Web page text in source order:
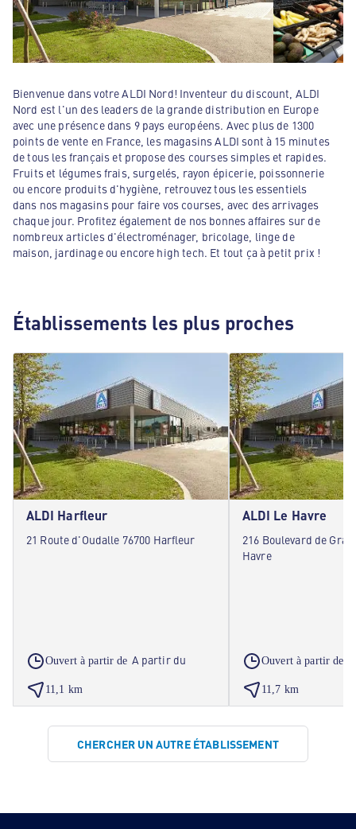
Bienvenue dans votre ALDI Nord! Inventeur du discount, ALDI
Nord est l'un des leaders de la grande distribution en Europe
avec une présence dans 9 pays européens. Avec plus de 1300
points de vente en France, les magasins ALDI sont à 15 minutes
de tous les français et propose des courses simples et rapides.
Fruits et légumes frais, surgelés, rayon épicerie, poissonnerie
ou encore produits d'hygiène, retrouvez tous les essentiels
dans nos magasins pour faire vos courses, avec des arrivages
chaque jour. Profitez également de nos bonnes affaires sur de
nombreux articles d'électroménager, bricolage, linge de
maison, jardinage ou encore high tech. Et tout ça à petit prix !
Établissements les plus proches
ALDI Harfleur
21 Route d'Oudalle 76700 Harfleur
Ouvert à partir de A partir du
11,1 km
ALDI Le Havre
216 Boulevard de
Havre
Ouvert à partir de
11,7 km
CHERCHER UN AUTRE ÉTABLISSEMENT